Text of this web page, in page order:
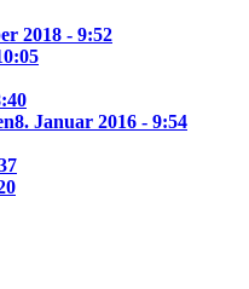
2018 - 9:52
8. Januar 2016 - 9:54